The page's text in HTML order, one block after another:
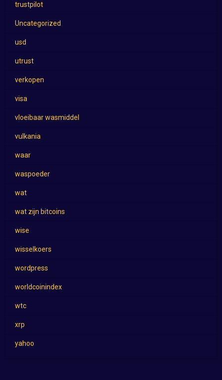
trustpilot
Uncategorized
usd
utrust
verkopen
visa
vloeibaar wasmiddel
vulkania
waar
waspoeder
wat
wat zijn bitcoins
wise
wisselkoers
wordpress
worldcoinindex
wtc
xrp
yahoo